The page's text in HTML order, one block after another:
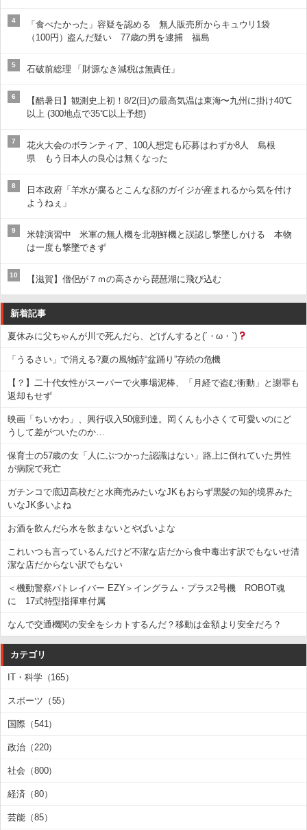
4
「食べたかった」容疑を認める 無人販売所からキュウリ1袋
（100円）盗んだ疑い 77歳の男を逮捕 福島
5 石破前総理 「財源なき減税は無責任」
6
【酷暑日】観測史上初！8/2(日)の最高気温は東海〜九州に掛け40℃
以上 (300地点で35℃以上予想)
7
花火大会のボランティア、100人想定も応募はわずか8人 島根
県 もう日本人の良心は無くなった
8
日本政府「羊水が腐るとこんな顔のガイジが産まれるから気を付け
ようねぇ」
9
米韓演習中 米軍の無人機を北朝鮮機と誤認し撃墜しかける 本物
は一度も撃墜できず
10 【滋賀】僧侶が７ｍの高さから琵琶湖に飛び込む
新着記事
夏休みに父ちゃんが川で死んだら、どげんすると(´・ω・`)
「うるさい」で消える?夏の風物詩“盆踊り”存続の危機
【？】二十代女性がスーパーで火事場泥棒、「月経で盗む衝動」と謝罪も
返却もせず
映画「ちいかわ」、興行収入50億到達。岡くんも小さくて可愛いのにど
うして差がついたのか…
保育士の57歳の女「人にぶつかった認識はない」路上に倒れていた男性
が病院で死亡
ガチンコで底辺高校だと水商売みたいなJKもおらず黒髪の知的境界みた
いなJK多いよね
お酒を飲んだら水を飲まないとやばいよな
これいつも言っているんだけど不潔な店だから食中毒出す訳でもないせ清
潔な店だからない訳でもない
＜機動警察パトレイバー EZY＞イングラム・プラス2号機 ROBOT魂
に 17式特型指揮車付属
なんで交通機関の安全をシカトするんだ？移動は金額より安全だろ？
カテゴリ
IT・科学（165）
スポーツ（55）
国際（541）
政治（220）
社会（800）
経済（80）
芸能（85）